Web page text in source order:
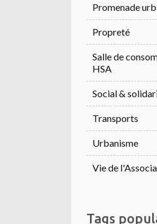
Promenade
Propreté
Salle de
HSA
Social &
Transports
Urbanisme
Vie de
Tags